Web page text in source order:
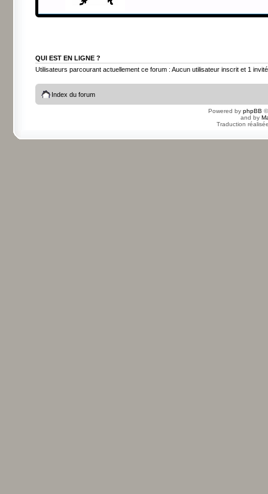
QUI EST EN LIGNE ?
Utilisateurs parcourant actuellement ce forum : Aucun utilisateur inscrit et 1 invité
Index du forum
Powered by phpBB
and by
Traduction